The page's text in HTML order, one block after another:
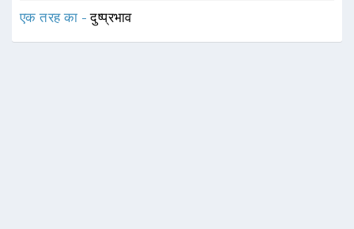
एक तरह का -दुष्प्रभाव